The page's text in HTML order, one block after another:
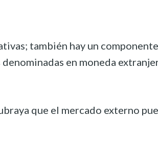
también hay un
en moneda
que el mercado externo